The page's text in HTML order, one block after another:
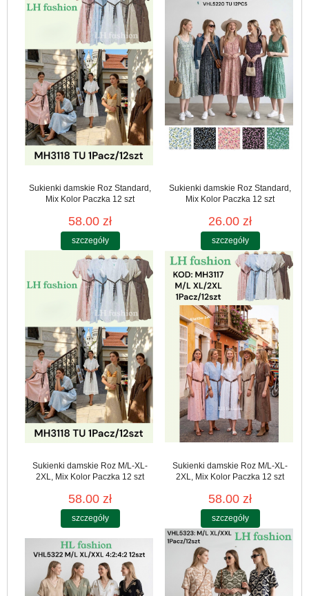
Sukienki damskie Roz Standard,
Mix Kolor Paczka 12 szt
58.00 zł
szczegóły
Sukienki damskie Roz Standard,
Mix Kolor Paczka 12 szt
26.00 zł
szczegóły
Sukienki damskie Roz M/L-XL-
2XL, Mix Kolor Paczka 12 szt
58.00 zł
szczegóły
Sukienki damskie Roz M/L-XL-
2XL, Mix Kolor Paczka 12 szt
58.00 zł
szczegóły